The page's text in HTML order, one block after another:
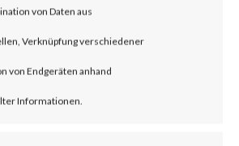
von Daten aus
Verknüpfung verschiedener
von Endgeräten anhand
Informationen.
because
(PoC) code is
for CVE-2023-
VMware has